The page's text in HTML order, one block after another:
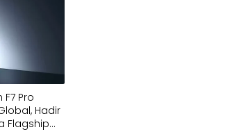
Pro
Hadir
Flagship